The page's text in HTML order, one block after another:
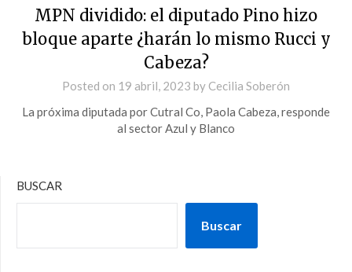
MPN dividido: el diputado Pino hizo
bloque aparte ¿harán lo mismo Rucci y
Cabeza?
Posted on 19 abril, 2023 by Cecilia Soberón
La próxima diputada por Cutral Co, Paola Cabeza, responde
al sector Azul y Blanco
BUSCAR
Buscar